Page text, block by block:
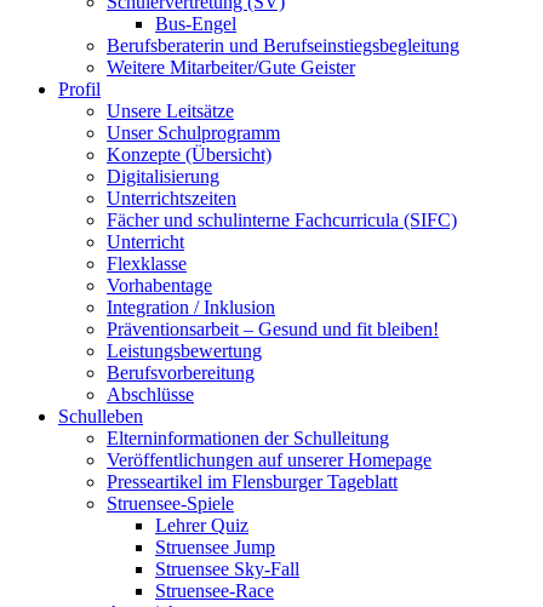
Bus-Engel
Berufsberaterin und Berufseinstiegsbegleitung
Weitere Mitarbeiter/Gute Geister
Profil
Unsere Leitsätze
Unser Schulprogramm
Konzepte (Übersicht)
Digitalisierung
Unterrichtszeiten
Fächer und schulinterne Fachcurricula (SIFC)
Unterricht
Flexklasse
Vorhabentage
Integration / Inklusion
Präventionsarbeit – Gesund und fit bleiben!
Leistungsbewertung
Berufsvorbereitung
Abschlüsse
Schulleben
Elterninformationen der Schulleitung
Veröffentlichungen auf unserer Homepage
Presseartikel im Flensburger Tageblatt
Struensee-Spiele
Lehrer Quiz
Struensee Jump
Struensee Sky-Fall
Struensee-Race